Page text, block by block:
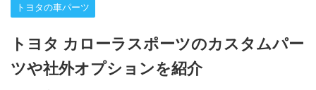
トヨタの車パーツ
トヨタ カローラスポーツのカスタムパー
ツや社外オプションを紹介